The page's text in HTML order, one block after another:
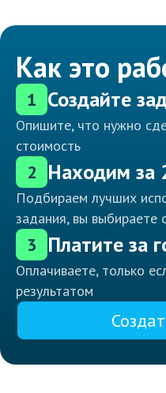
Как это
1 Создайте
Опишите, что нужно
стоимость
2 Находим за
Подбираем лучших
задания, вы выбираете
3 Платите за
Оплачиваете, только
результатом